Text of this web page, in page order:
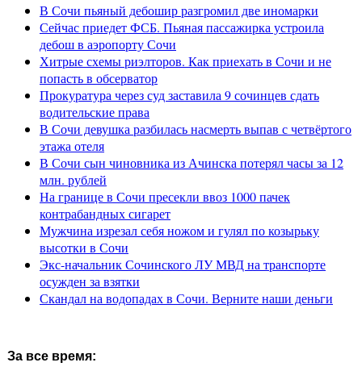
В Сочи пьяный дебошир разгромил две иномарки
Сейчас приедет ФСБ. Пьяная пассажирка устроила
дебош в аэропорту Сочи
Хитрые схемы риэлторов. Как приехать в Сочи и не
попасть в обсерватор
Прокуратура через суд заставила 9 сочинцев сдать
водительские права
В Сочи девушка разбилась насмерть выпав с четвёртого
этажа отеля
В Сочи сын чиновника из Ачинска потерял часы за 12
млн. рублей
На границе в Сочи пресекли ввоз 1000 пачек
контрабандных сигарет
Мужчина изрезал себя ножом и гулял по козырьку
высотки в Сочи
Экс-начальник Сочинского ЛУ МВД на транспорте
осужден за взятки
Скандал на водопадах в Сочи. Верните наши деньги
За все время: